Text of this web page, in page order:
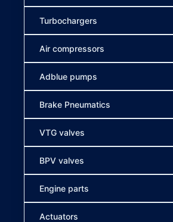
Turbochargers
Air compressors
Adblue pumps
Brake Pneumatics
VTG valves
BPV valves
Engine parts
Actuators